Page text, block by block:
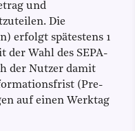
und
Die
erfolgt spätestens 1
der Wahl des SEPA-
der Nutzer damit
(Pre-
auf einen Werktag